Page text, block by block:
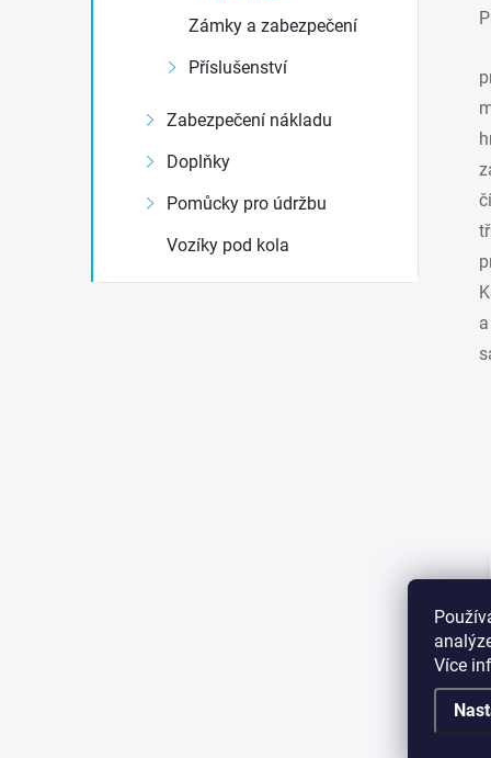
Více
Zámky a zabezpečení
Příslušenství
Zabezpečení nákladu
Doplňky
Pomůcky pro údržbu
Vozíky pod kola